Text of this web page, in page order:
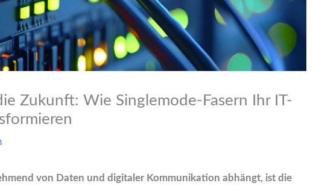
Zukunft: Wie Singlemode-Fasern Ihr IT-
von Daten und digitaler Kommunikation abhängt, ist die